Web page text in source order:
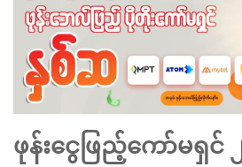
ဖုန်းငွေဖြည့်ကော်မရှ